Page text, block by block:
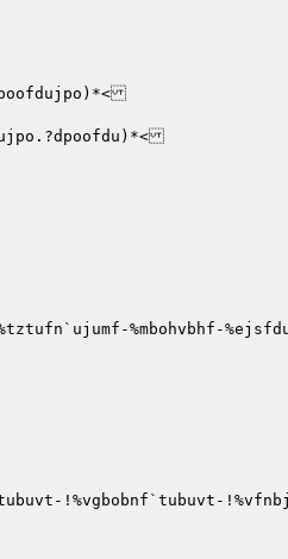
%mbohvbhf-
!%vgbobnf`tubuvt-